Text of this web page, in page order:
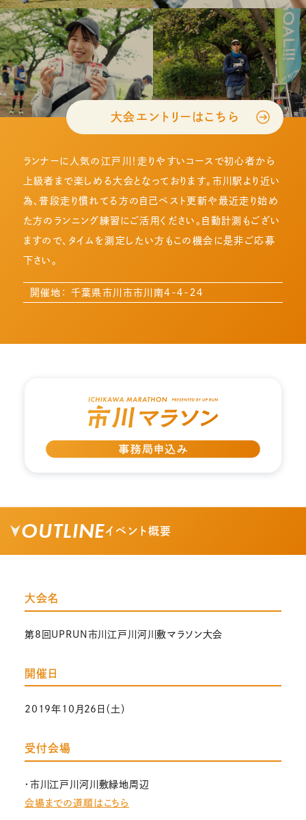
大会エントリーはこちら
ランナーに人気の江戸川！走りやすいコースで初心者から
上級者まで楽しめる大会となっております。市川駅より近い
為、普段走り慣れてる方の自己ベスト更新や最近走り始め
た方のランニング練習にご活用ください。自動計測もござい
ますので、タイムを測定したい方もこの機会に是非ご応募
下さい。
開催地： 千葉県市川市市川南4-４-２４
OUTLINEイベント概要
大会名
第8回UPRUN市川江戸川河川敷マラソン大会
開催日
2019年10月26日（土）
受付会場
・市川江戸川河川敷緑地周辺
会場までの道順はこちら